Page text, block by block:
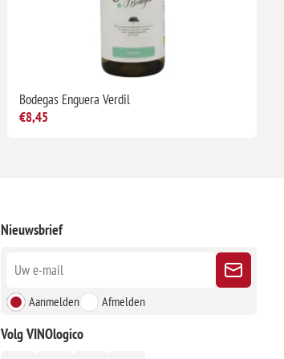
Bodegas Enguera Verdil
€8,45
Nieuwsbrief
Aanmelden Afmelden
Volg VINOlogico